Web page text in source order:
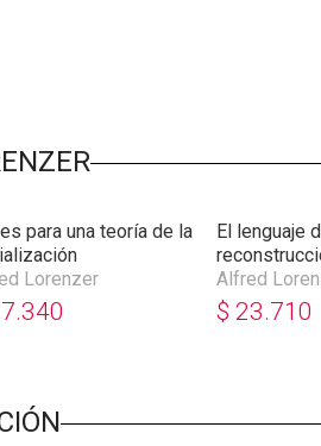
para una teoría de la
Lorenzer
El lenguaje
Alfred
$ 23.710